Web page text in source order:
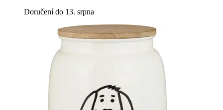
Doručení do 13. srpna